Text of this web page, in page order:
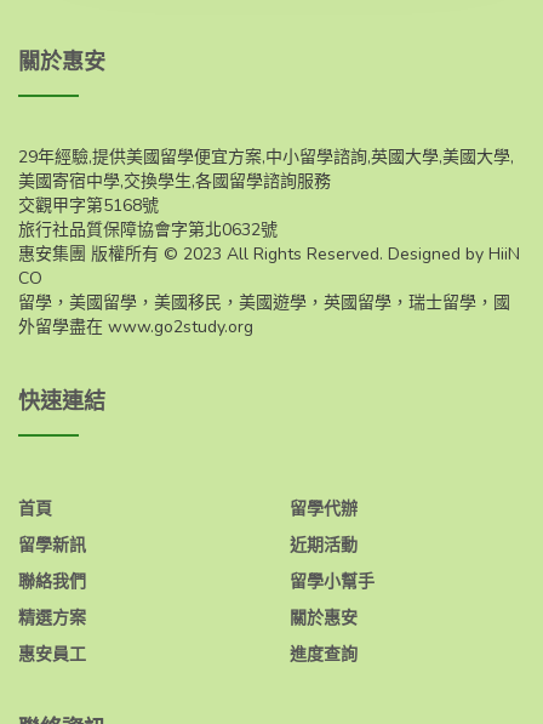
關於惠安
29年經驗,提供美國留學便宜方案,中小留學諮詢,英國大學,美國大學,
美國寄宿中學,交換學生,各國留學諮詢服務
交觀甲字第5168號
旅行社品質保障協會字第北0632號
惠安集團 版權所有 © 2023 All Rights Reserved. Designed by HiiN
CO
留學，美國留學，美國移民，美國遊學，英國留學，瑞士留學，國
外留學盡在 www.go2study.org
快速連結
首頁
留學新訊
聯絡我們
精選方案
惠安員工
留學代辦
近期活動
留學小幫手
關於惠安
進度查詢